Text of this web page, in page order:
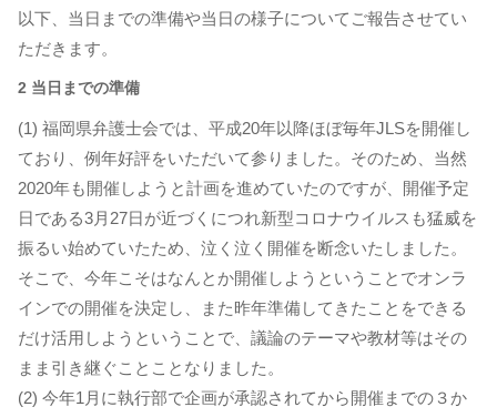
以下、当日までの準備や当日の様子についてご報告させてい
ただきます。
2 当日までの準備
(1) 福岡県弁護士会では、平成20年以降ほぼ毎年JLSを開催し
ており、例年好評をいただいて参りました。そのため、当然
2020年も開催しようと計画を進めていたのですが、開催予定
日である3月27日が近づくにつれ新型コロナウイルスも猛威を
振るい始めていたため、泣く泣く開催を断念いたしました。
そこで、今年こそはなんとか開催しようということでオンラ
インでの開催を決定し、また昨年準備してきたことをできる
だけ活用しようということで、議論のテーマや教材等はその
まま引き継ぐことことなりました。
(2) 今年1月に執行部で企画が承認されてから開催までの３か